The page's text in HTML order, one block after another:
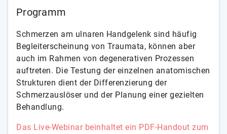
Programm
Schmerzen am ulnaren Handgelenk sind häufig
Begleiterscheinung von Traumata, können aber
auch im Rahmen von degenerativen Prozessen
auftreten. Die Testung der einzelnen anatomischen
Strukturen dient der Differenzierung der
Schmerzauslöser und der Planung einer gezielten
Behandlung.
Das Live-Webinar beinhaltet ein PDF-Handout zum